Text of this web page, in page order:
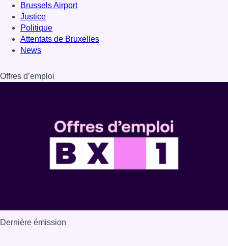
Brussels Airport
Justice
Politique
Attentats de Bruxelles
News
Offres d’emploi
Dernière émission